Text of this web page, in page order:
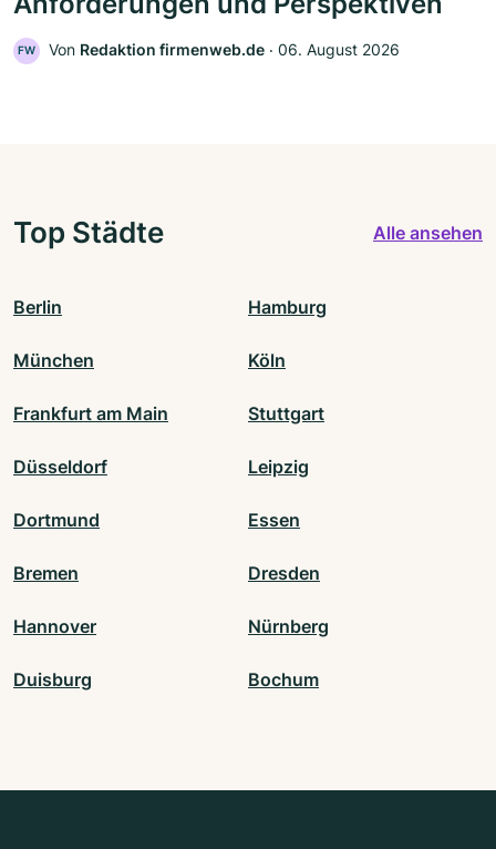
FW Von Redaktion firmenweb.de ‧ 06. August 2026
Top Städte Alle ansehen
Berlin Hamburg
München Köln
Frankfurt am Main Stuttgart
Düsseldorf Leipzig
Dortmund Essen
Bremen Dresden
Hannover Nürnberg
Duisburg Bochum